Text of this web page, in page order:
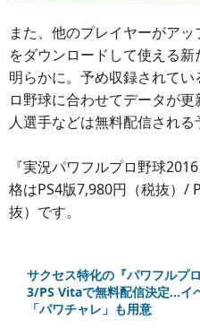
また、他のプレイヤーがア
をダウンロードして使える
明らかに。予め収録されて
ロ野球に合わせてデータが
人選手などは無料配信される
『実況パワフルプロ野球
格はPS4版7,980円（税抜）/
抜）です。
サクセス特化の『パワフルプ
3/PS Vitaで無料配信決定…イ
「パワチャレ」も用意